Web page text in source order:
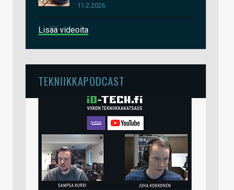
11.2.2026
Lisää videoita
TEKNIIKKAPODCAST